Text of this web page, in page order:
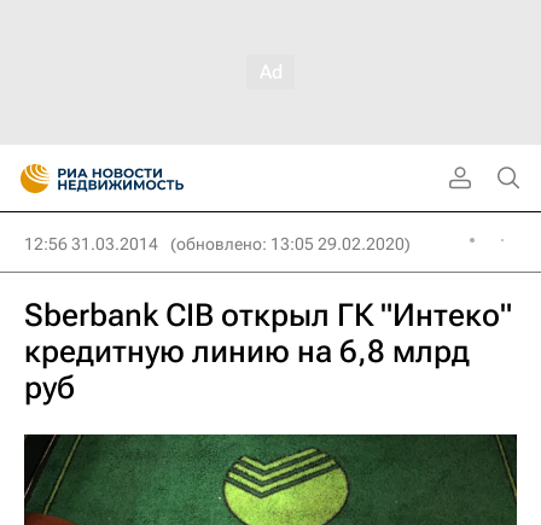
12:56 31.03.2014 (обновлено: 13:05 29.02.2020)
Sberbank CIB открыл ГК "Интеко"
кредитную линию на 6,8 млрд
руб